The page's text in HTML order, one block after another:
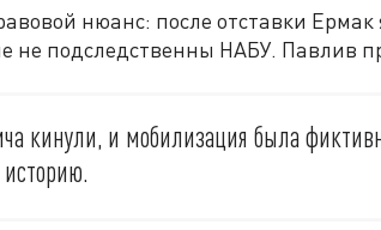
нюанс: после отставки Ермак
не подследственны НАБУ. Павлив
кинули, и мобилизация была